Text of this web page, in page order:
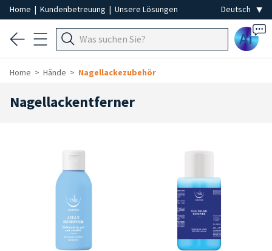
Home | Kundenbetreuung | Unsere Lösungen
Ai
Home Hände Nagellackezubehör
Nagellackentferner